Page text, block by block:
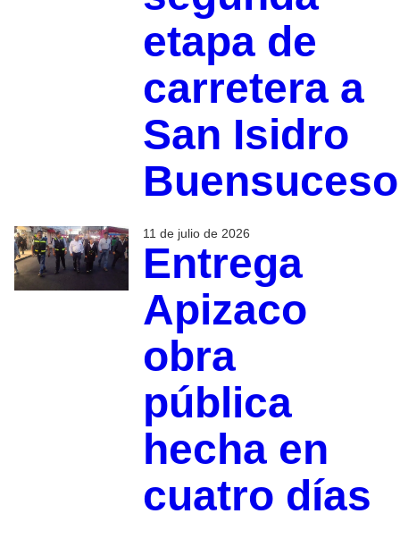
etapa de
carretera a
San Isidro
Buensuceso
11 de julio de 2026
Entrega
Apizaco
obra
pública
hecha en
cuatro días